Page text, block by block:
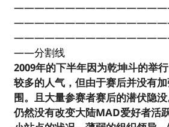
——分割线
2009年的下半年因为乾坤斗的举
较多的人气，但由于赛后并没有
围。且大量参赛者赛后的潜伏隐
仍然没有改变大陆MAD爱好者活